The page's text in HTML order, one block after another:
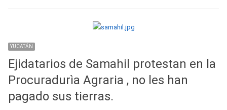
YUCATÁN
Ejidatarios de Samahil protestan en la
Procuradurìa Agraria , no les han
pagado sus tierras.